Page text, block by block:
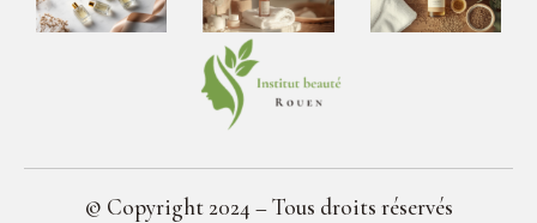
© Copyright 2024 – Tous droits réservés